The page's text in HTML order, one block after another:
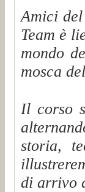
Amici
Team è
mondo
mosca
Il corso
storia,
di arrivo